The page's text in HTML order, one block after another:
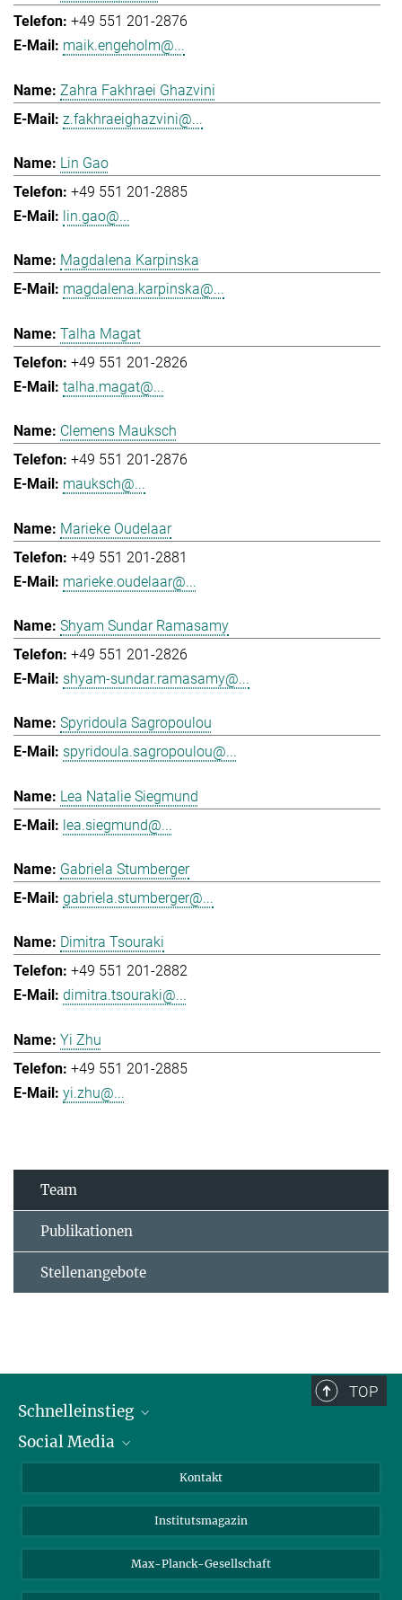
+49 551 201-2876
maik.engeholm@...
Zahra Fakhraei Ghazvini
z.fakhraeighazvini@...
Lin Gao
+49 551 201-2885
lin.gao@...
Magdalena Karpinska
magdalena.karpinska@...
Talha Magat
+49 551 201-2826
talha.magat@...
Clemens Mauksch
+49 551 201-2876
mauksch@...
Marieke Oudelaar
+49 551 201-2881
marieke.oudelaar@...
Shyam Sundar Ramasamy
+49 551 201-2826
shyam-sundar.ramasamy@...
Spyridoula Sagropoulou
spyridoula.sagropoulou@...
Lea Natalie Siegmund
lea.siegmund@...
Gabriela Stumberger
gabriela.stumberger@...
Dimitra Tsouraki
+49 551 201-2882
dimitra.tsouraki@...
Yi Zhu
+49 551 201-2885
yi.zhu@...
Team
Publikationen
Stellenangebote
TOP
Schnelleinstieg
Alumni
Fördernde
Schulen
Social Media
Bluesky
Facebook
YouTube
Kontakt
Institutsmagazin
Max-Planck-Gesellschaft